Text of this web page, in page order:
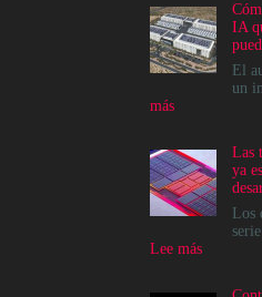
IA
El
un
más:
de
IA
que
comunidad
Las
ya
Los
Lee más: